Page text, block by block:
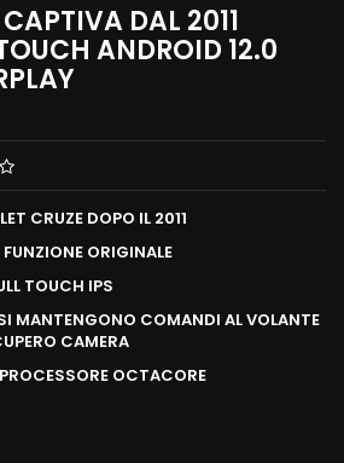
DAL 2011
ANDROID 12.0
CRUZE DOPO IL 2011
ORIGINALE
TOUCH IPS
MANTENGONO COMANDI AL VOLANTE
CAMERA
OCTACORE